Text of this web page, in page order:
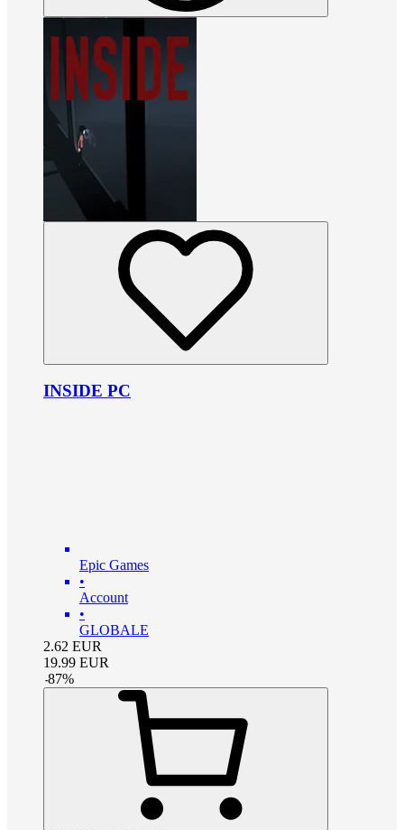
INSIDE PC
Epic Games
•
Account
•
GLOBALE
2.62 EUR
19.99 EUR
-87%